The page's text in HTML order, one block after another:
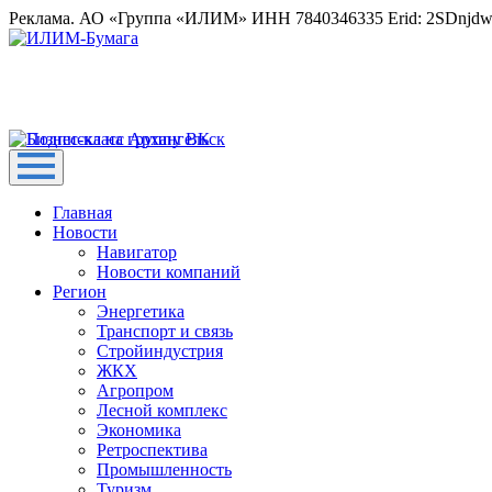
Реклама. АО «Группа «ИЛИМ» ИНН 7840346335 Erid:
Главная
Новости
Навигатор
Новости компаний
Регион
Энергетика
Транспорт и связь
Стройиндустрия
ЖКХ
Агропром
Лесной комплекс
Экономика
Ретроспектива
Промышленность